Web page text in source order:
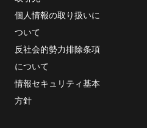
個人情報の取り扱いに
ついて
反社会的勢力排除条項
について
情報セキュリティ基本
方針